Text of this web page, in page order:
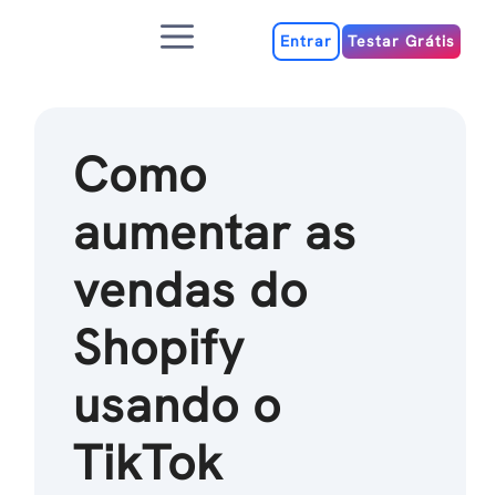
MenuEntrar Testar Grátis
Como
aumentar as
vendas do
Shopify
usando o
TikTok